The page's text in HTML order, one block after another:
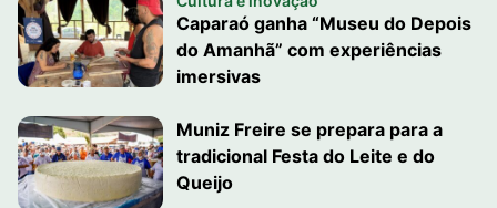
Caparaó ganha “Museu do Depois
do Amanhã” com experiências
imersivas
Muniz Freire se prepara para a
tradicional Festa do Leite e do
Queijo